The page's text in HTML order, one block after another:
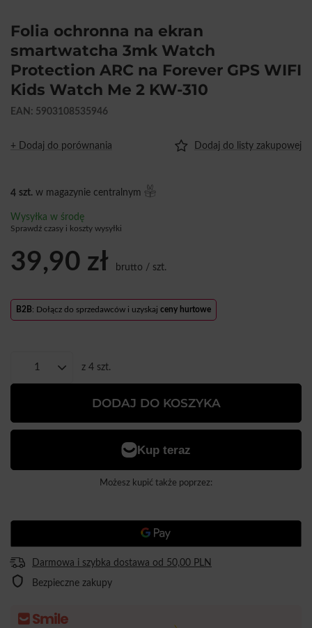
Folia ochronna na ekran
smartwatcha 3mk Watch
Protection ARC na Forever GPS WIFI
Kids Watch Me 2 KW-310
EAN: 5903108535946
+ Dodaj do porównania Dodaj do listy zakupowej
4 szt. w magazynie centralnym
Wysyłka w środę
Sprawdź czasy i koszty wysyłki
39,90 zł brutto / szt.
B2B: Dołącz do sprzedawców i uzyskaj ceny hurtowe
z 4 szt.
DODAJ DO KOSZYKA
Możesz kupić także poprzez:
Darmowa i szybka dostawa od 50,00 PLN
Bezpieczne zakupy